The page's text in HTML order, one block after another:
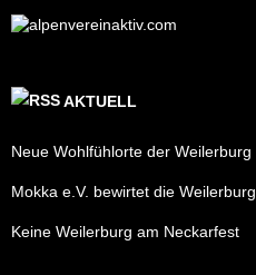
AKTUELL
Neue Wohlfühlorte der Weilerburg
Mokka e.V. bewirtet die Weilerburg
Keine Weilerburg am Neckarfest